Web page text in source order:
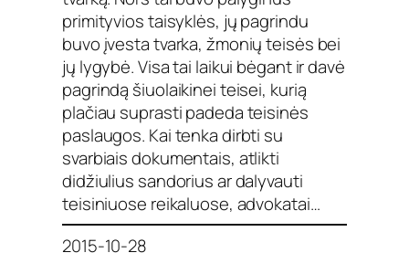
primityvios taisyklės, jų pagrindu
buvo įvesta tvarka, žmonių teisės bei
jų lygybė. Visa tai laikui bėgant ir davė
pagrindą šiuolaikinei teisei, kurią
plačiau suprasti padeda teisinės
paslaugos. Kai tenka dirbti su
svarbiais dokumentais, atlikti
didžiulius sandorius ar dalyvauti
teisiniuose reikaluose, advokatai…
2015-10-28